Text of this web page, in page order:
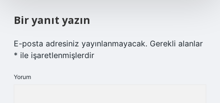
Bir yanıt yazın
E-posta adresiniz yayınlanmayacak. Gerekli alanlar
* ile işaretlenmişlerdir
Yorum